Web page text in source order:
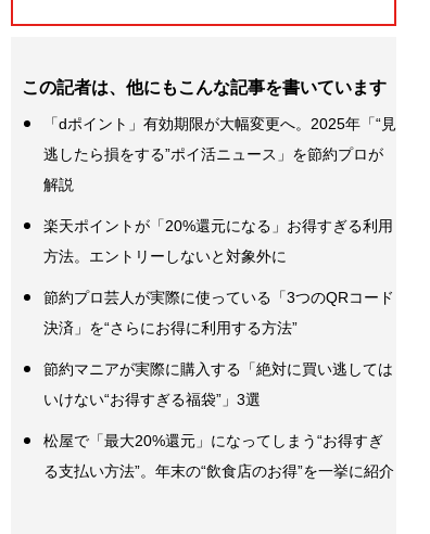
この記者は、他にもこんな記事を書いています
「dポイント」有効期限が大幅変更へ。2025年「“見
逃したら損をする”ポイ活ニュース」を節約プロが
解説
楽天ポイントが「20%還元になる」お得すぎる利用
方法。エントリーしないと対象外に
節約プロ芸人が実際に使っている「3つのQRコード
決済」を“さらにお得に利用する方法”
節約マニアが実際に購入する「絶対に買い逃しては
いけない“お得すぎる福袋”」3選
松屋で「最大20%還元」になってしまう“お得すぎ
る支払い方法”。年末の“飲食店のお得”を一挙に紹介